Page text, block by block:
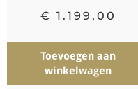
€ 1.199,00
Toevoegen aan
winkelwagen